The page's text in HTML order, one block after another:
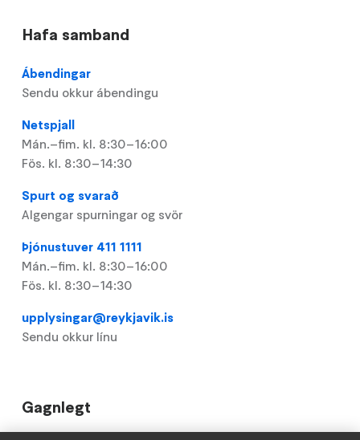
Hafa samband
Ábendingar
Sendu okkur ábendingu
Netspjall
Mán.–fim. kl. 8:30–16:00
Fös. kl. 8:30–14:30
Spurt og svarað
Algengar spurningar og svör
Þjónustuver 411 1111
Mán.–fim. kl. 8:30–16:00
Fös. kl. 8:30–14:30
upplysingar@reykjavik.is
Sendu okkur línu
Gagnlegt